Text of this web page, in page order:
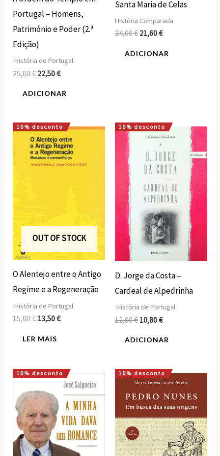
Portugal – Homens,
Património e Poder (2.ª
Edição)
História de Portugal
25,00€ 22,50€
ADICIONAR
Santa Maria de Celas
História Comparada
24,00€ 21,60€
ADICIONAR
10% desconto
OUT OF STOCK
O Alentejo entre o Antigo
Regime e a Regeneração
História de Portugal
15,00€
O
preço
original
era:
15,00 €.
13,50€
O
preço
atual
é:
13,50 €.
LER MAIS
10% desconto
D. Jorge da Costa –
Cardeal de Alpedrinha
História de Portugal
12,00€
O
preço
original
era:
12,00 €.
10,80€
O
preço
é:
10,80 €.
ADICIONAR
10% desconto
O
original
15,00 €.
O
preço
atual
13,50 €.
10% desconto
O
preço
original
era:
O
preço
atual
é: